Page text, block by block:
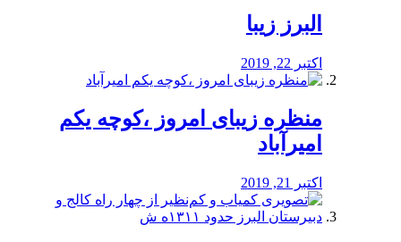
البرز زیبا
اکتبر 22, 2019
منظره‌‌ زیبای امروز ،کوچه یکم
امیرآباد
اکتبر 21, 2019